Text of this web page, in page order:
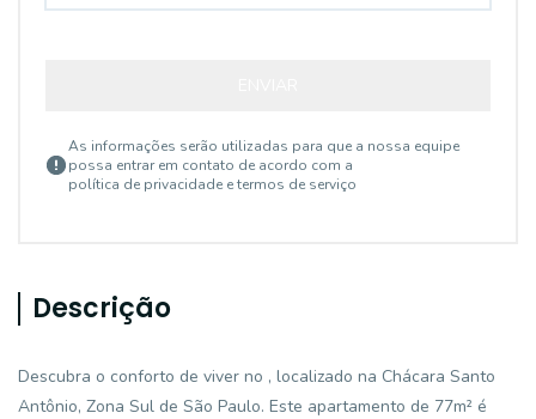
As informações serão utilizadas para que a nossa equipe
possa entrar em contato de acordo com a
política de privacidade e termos de serviço
Descrição
Descubra o conforto de viver no , localizado na Chácara Santo
Antônio, Zona Sul de São Paulo. Este apartamento de 77m² é